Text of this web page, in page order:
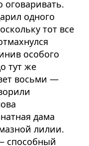
оговаривать.
одного
тот все
особого
тут же
восьми —
дама
лилии.
способный